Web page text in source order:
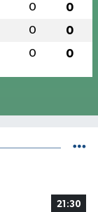
0 0
0 0
0 0
21:30